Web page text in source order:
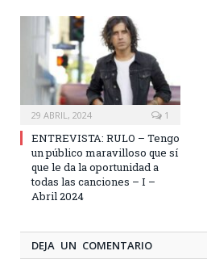
29 ABRIL, 2024 1
ENTREVISTA: RULO – Tengo
un público maravilloso que sí
que le da la oportunidad a
todas las canciones – I –
Abril 2024
DEJA UN COMENTARIO